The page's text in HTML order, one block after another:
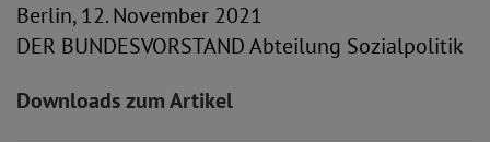
Berlin, 12. November 2021
DER BUNDESVORSTAND Abteilung Sozialpolitik
Downloads zum Artikel